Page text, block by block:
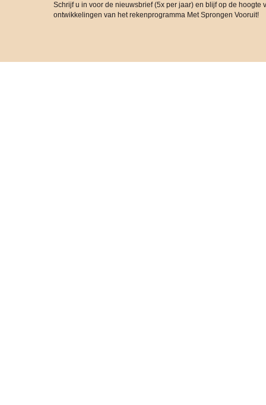
Schrijf u in voor de nieuwsbrief (5x per jaar) en blijf op de hoogte
ontwikkelingen van het rekenprogramma Met Sprongen Vooruit!